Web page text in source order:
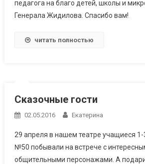
педагога на благо детей, школы и
Генерала Жидилова. Спасибо вам!
читать полностью
Сказочные гости
02.05.2016 Екатерина
29 апреля в нашем театре учащиеся
№50 побывали на встрече с
общительными персонажами. А